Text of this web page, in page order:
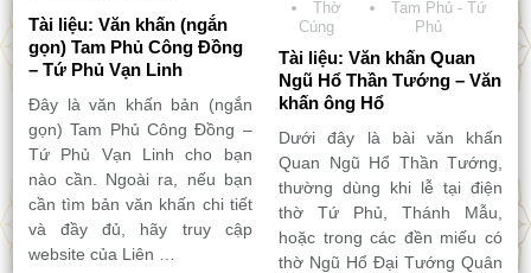
Tài liệu: Văn khấn (ngắn
gọn) Tam Phủ Công Đồng
– Tứ Phủ Vạn Linh
Đây là văn khấn bản (ngắn
gọn) Tam Phủ Công Đồng –
Tứ Phủ Vạn Linh cho bạn
nào cần. Ngoài ra, nếu bạn
cần tìm bản văn khấn chi tiết
và đầy đủ, hãy truy cập
website của Liên …
Thờ
Cúng
Tam Phủ - Tứ
Phủ
Tài liệu: Văn khấn Quan
Ngũ Hổ Thần Tướng – Văn
khấn ông Hổ
Dưới đây là bài văn khấn
Quan Ngũ Hổ Thần Tướng,
thường dùng khi lễ tại điện
thờ Tứ Phủ, Thánh Mẫu,
hoặc trong các đền miếu có
thờ Ngũ Hổ Đại Tướng Quân